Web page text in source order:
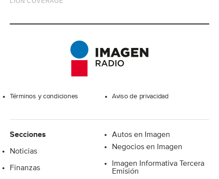
Términos y condiciones Aviso de privacidad
Secciones
Noticias
Finanzas
Autos en Imagen
Negocios en Imagen
Imagen Informativa Tercera
Emisión